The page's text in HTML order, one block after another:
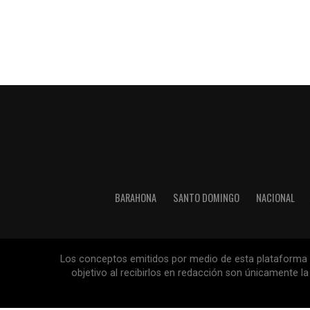
BARAHONA SANTO DOMINGO NACIONAL
Los conceptos emitidos por medio de esta plataforma
objetivo al recibirlos en redacción son únicamente la